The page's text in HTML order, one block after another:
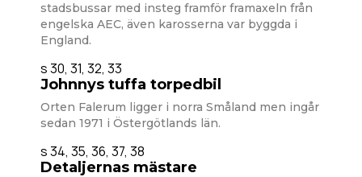
stadsbussar med insteg framför framaxeln från
engelska AEC, även karosserna var byggda i
England.
s 30, 31, 32, 33
Johnnys tuffa torpedbil
Orten Falerum ligger i norra Småland men ingår
sedan 1971 i Östergötlands län.
s 34, 35, 36, 37, 38
Detaljernas mästare